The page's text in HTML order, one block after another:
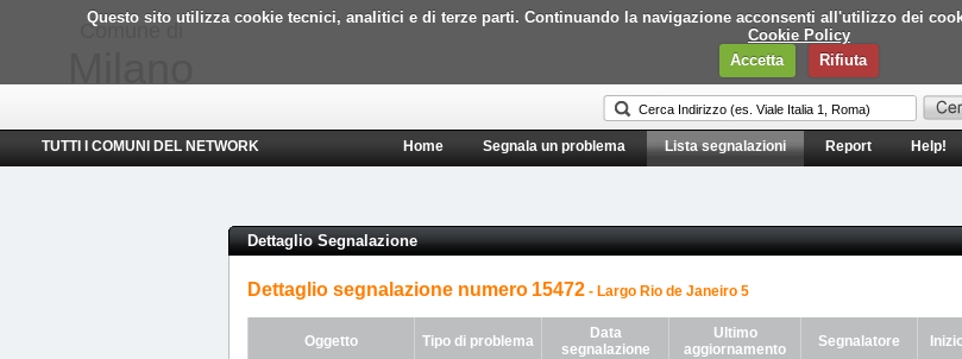
Questo sito utilizza cookie tecnici, analitici e di terze parti. Continuando la navigazione acconsenti all'utilizzo dei
Cookie Policy
Accetta
Rifiuta
Comune di
TUTTI I COMUNI DEL NETWORK Home Segnala un problema Lista segnalazioni Report Help!
Dettaglio Segnalazione
Dettaglio segnalazione numero 15472 - Largo Rio de Janeiro 5
Oggetto Tipo di problema
Data
segnalazione
Ultimo
aggiornamento
Segnalatore